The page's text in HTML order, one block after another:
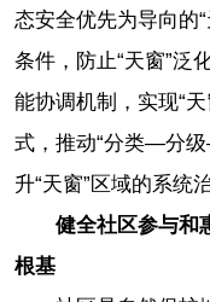
态安全优先为导向的
条件，防止“天窗”泛
能协调机制，实现“
式，推动“分类—分
升“天窗”区域的系统
健全社区参与和
根基